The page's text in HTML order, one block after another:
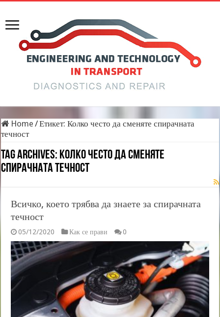
Home /Етикет:Колко често да сменяте спирачната
течност
Tag Archives: Колко често да сменяте
спирачната течност
Всичко, което трябва да знаете за спирачната
течност
05/12/2020 Как се прави 0